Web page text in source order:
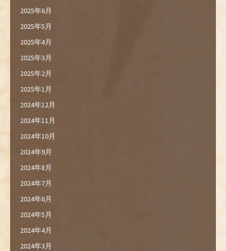
2025年6月
2025年5月
2025年4月
2025年3月
2025年2月
2025年1月
2024年12月
2024年11月
2024年10月
2024年9月
2024年8月
2024年7月
2024年6月
2024年5月
2024年4月
2024年3月